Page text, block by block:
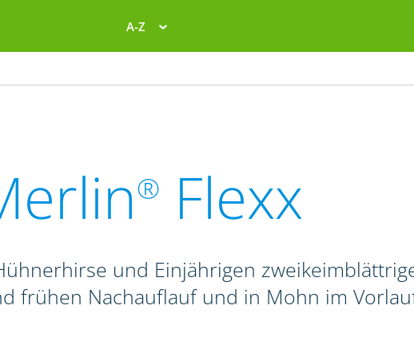
A-Z
® Flexx
und Einjährigen
frühen Nachauflauf und in Mohn im